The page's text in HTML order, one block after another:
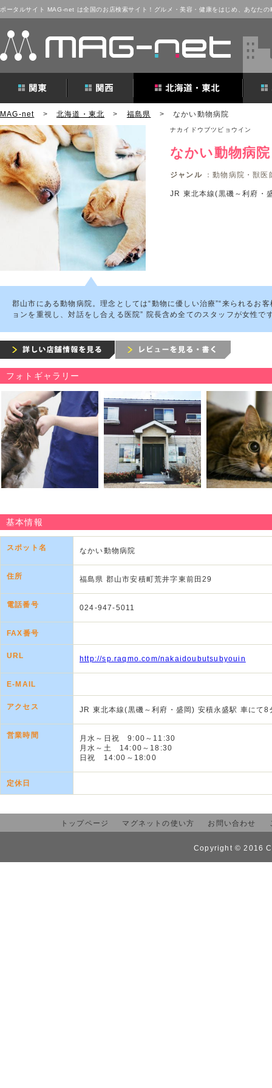
ポータルサイト MAG-net は全国のお店検索サイト！グルメ・美容・健康をはじめ、あなたの
MAG-net > 北海道・東北 > 福島県 > なかい動物病院
ナカイドウブツビョウイン
なかい動物病院
ジャンル：動物病院・獣医
JR 東北本線(黒磯～利府・
郡山市にある動物病院。理念としては“動物に優しい治療”“来られるお
ョンを重視し、対話をし合える医院” 院長含め全てのスタッフが女性で
フォトギャラリー
基本情報
スポット名 なかい動物病院
住所 福島県 郡山市安積町荒井字東前田29
電話番号 024-947-5011
FAX番号
URL http://sp.raqmo.com/nakaidoubutsubyouin
E-MAIL
アクセス JR 東北本線(黒磯～利府・盛岡) 安積永盛駅 車にて8
営業時間
月水～日祝 9:00～11:30
月水～土 14:00～18:30
日祝 14:00～18:00
定休日
トップページ マグネットの使い方 お問い合わせ
Copyright © 2016